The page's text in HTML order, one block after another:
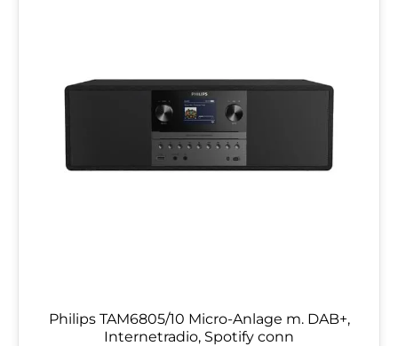
Philips TAM6805/10 Micro-Anlage m. DAB+,
Internetradio, Spotify conn